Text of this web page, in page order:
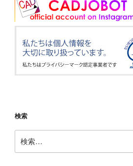
検索
索: